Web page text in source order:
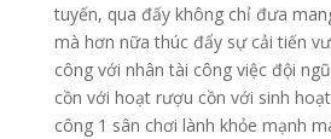
tuyến, qua đấy không chỉ đưa
mà hơn nữa thúc đẩy sự cải tiến
công với nhân tài công việc đội
cồn với hoạt rượu cồn với sinh
công 1 sân chơi lành khỏe mạnh